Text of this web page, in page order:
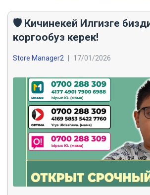
🛡️ Кичинекей Илгизге
коргообуз керек!
Store Manager2 | 17/01/2026